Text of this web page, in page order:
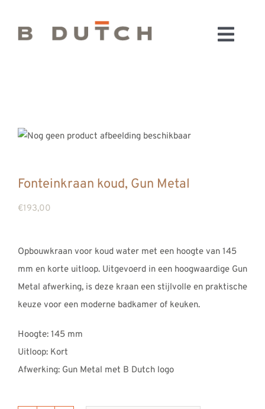
inhoud
WEBSHOP
BLOG
REVIEWS
Fonteinkraan koud, Gun Metal
€193,00
Opbouwkraan voor koud water met een hoogte van 145
mm en korte uitloop. Uitgevoerd in een hoogwaardige Gun
Metal afwerking, is deze kraan een stijlvolle en praktische
keuze voor een moderne badkamer of keuken.
Hoogte: 145 mm
Uitloop: Kort
Afwerking: Gun Metal met B Dutch logo